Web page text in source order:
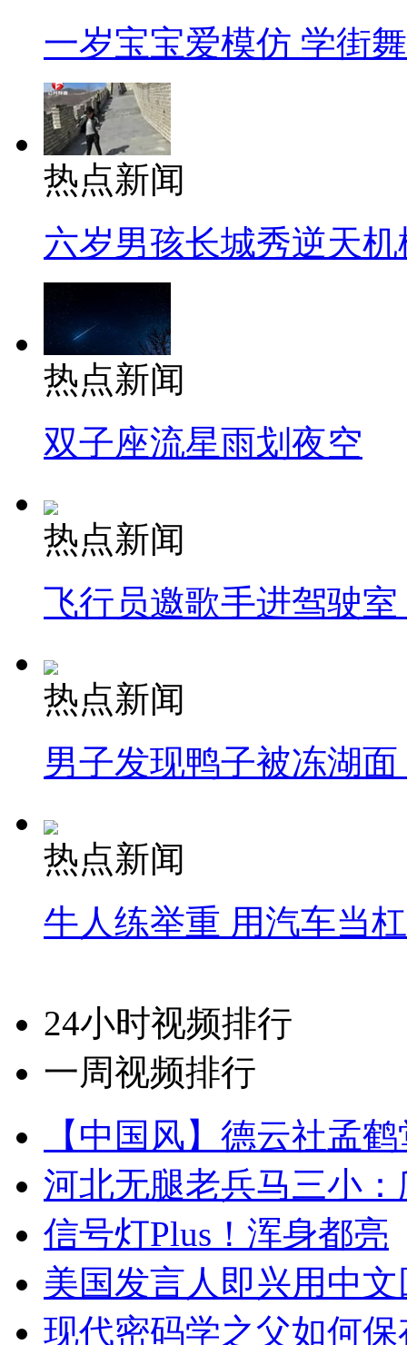
一岁宝宝爱模仿 学街
热点新闻
六岁男孩长城秀逆天机
热点新闻
双子座流星雨划夜空
热点新闻
飞行员邀歌手进驾驶
热点新闻
男子发现鸭子被冻湖
热点新闻
牛人练举重 用汽车当
24小时视频排行
一周视频排行
【中国风】德云社孟
河北无腿老兵马三小
信号灯Plus！浑身都亮
美国发言人即兴用中
现代密码学之父如何